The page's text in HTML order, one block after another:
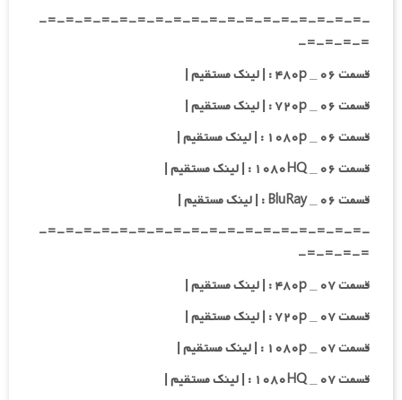
-=-=-=-=-=-=-=-=-=-=-=-=-=-=-=-=-=-=-
=-=-=-=-
قسمت ۰۶ _ ۴۸۰p : | لینک مستقیم |
قسمت ۰۶ _ ۷۲۰p : | لینک مستقیم |
قسمت ۰۶ _ ۱۰۸۰p : | لینک مستقیم |
قسمت ۰۶ _ ۱۰۸۰HQ : | لینک مستقیم |
قسمت ۰۶ _ BluRay : | لینک مستقیم |
-=-=-=-=-=-=-=-=-=-=-=-=-=-=-=-=-=-=-
=-=-=-=-
قسمت ۰۷ _ ۴۸۰p : | لینک مستقیم |
قسمت ۰۷ _ ۷۲۰p : | لینک مستقیم |
قسمت ۰۷ _ ۱۰۸۰p : | لینک مستقیم |
قسمت ۰۷ _ ۱۰۸۰HQ : | لینک مستقیم |